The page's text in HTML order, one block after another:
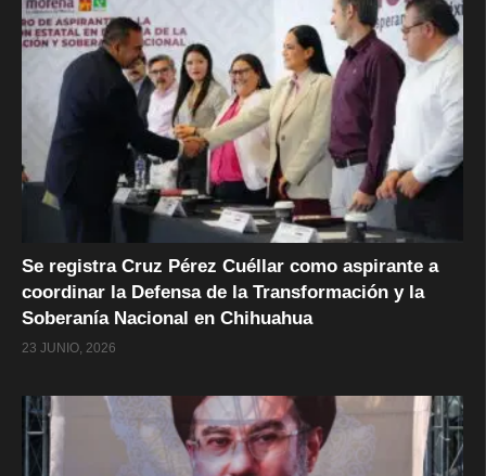
Se registra Cruz Pérez Cuéllar como aspirante a
coordinar la Defensa de la Transformación y la
Soberanía Nacional en Chihuahua
23 JUNIO, 2026